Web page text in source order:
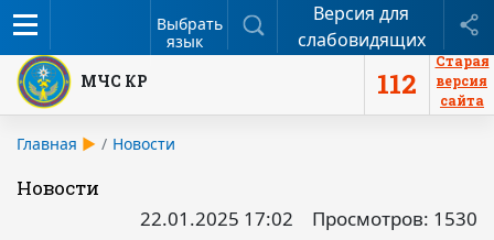
Меню
Выбрать
язык
ПоискВерсия для
слабовидящих
МЧС КР 112
Старая
версия
сайта
Главная Новости
Новости
22.01.2025 17:02
Просмотров: 1530